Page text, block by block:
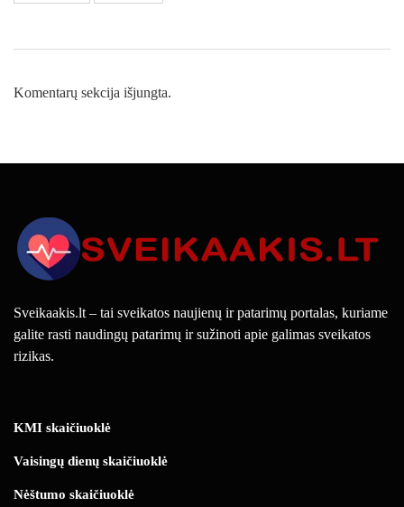
Komentarų sekcija išjungta.
Sveikaakis.lt – tai sveikatos naujienų ir patarimų portalas, kuriame
galite rasti naudingų patarimų ir sužinoti apie galimas sveikatos
rizikas.
KMI skaičiuoklė
Vaisingų dienų skaičiuoklė
Nėštumo skaičiuoklė